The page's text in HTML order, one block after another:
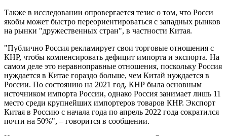
Также в исследовании опровергается тезис о том, что Росси
якобы может быстро переориентироваться с западных рынков
на рынки "дружественных стран", в частности Китая.
"Публично Россия рекламирует свои торговые отношения с
КНР, чтобы компенсировать дефицит импорта и экспорта. На
самом деле это неравноправные отношения, поскольку Россия
нуждается в Китае гораздо больше, чем Китай нуждается в
России. По состоянию на 2021 год, КНР была основным
источником импорта России, однако Россия занимает лишь 11
место среди крупнейших импортеров товаров КНР. Экспорт
Китая в Россию с начала года по апрель 2022 года сократился
почти на 50%", – говорится в сообщении.